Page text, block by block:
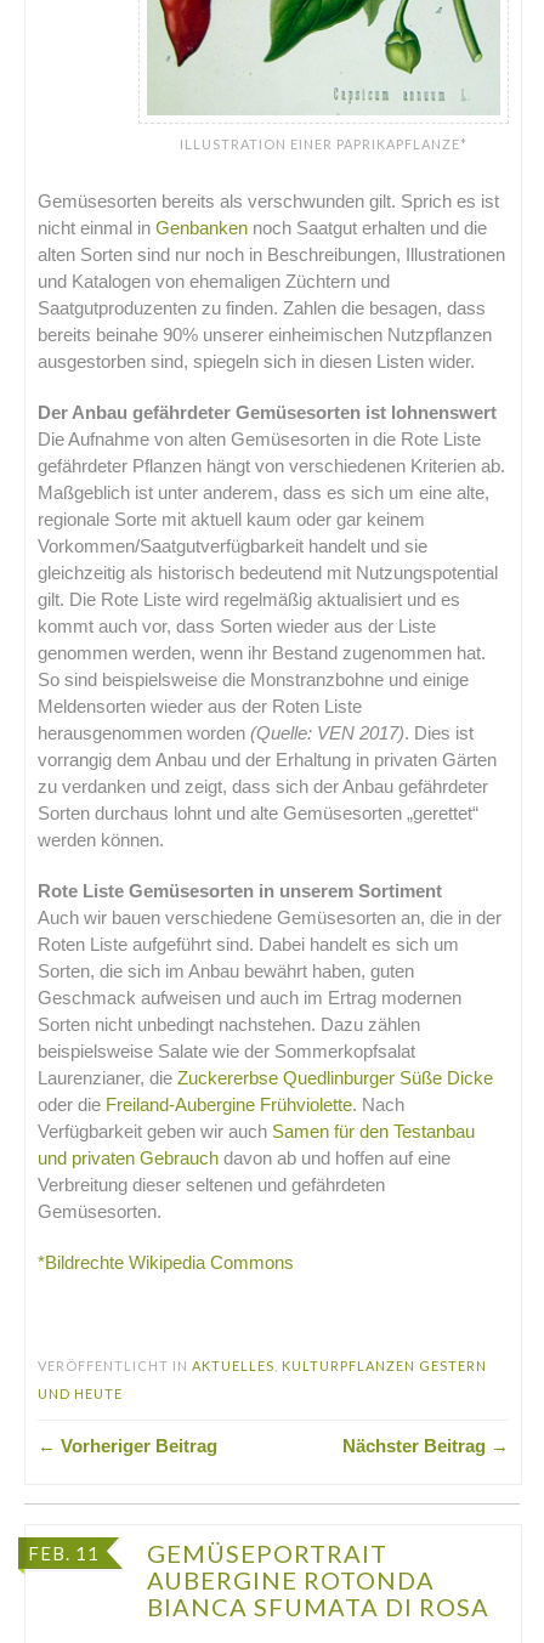
ILLUSTRATION EINER PAPRIKAPFLANZE*
Gemüsesorten bereits als verschwunden gilt. Sprich es ist
nicht einmal in Genbanken noch Saatgut erhalten und die
alten Sorten sind nur noch in Beschreibungen, Illustrationen
und Katalogen von ehemaligen Züchtern und
Saatgutproduzenten zu finden. Zahlen die besagen, dass
bereits beinahe 90% unserer einheimischen Nutzpflanzen
ausgestorben sind, spiegeln sich in diesen Listen wider.
Der Anbau gefährdeter Gemüsesorten ist lohnenswert
Die Aufnahme von alten Gemüsesorten in die Rote Liste
gefährdeter Pflanzen hängt von verschiedenen Kriterien ab.
Maßgeblich ist unter anderem, dass es sich um eine alte,
regionale Sorte mit aktuell kaum oder gar keinem
Vorkommen/Saatgutverfügbarkeit handelt und sie
gleichzeitig als historisch bedeutend mit Nutzungspotential
gilt. Die Rote Liste wird regelmäßig aktualisiert und es
kommt auch vor, dass Sorten wieder aus der Liste
genommen werden, wenn ihr Bestand zugenommen hat.
So sind beispielsweise die Monstranzbohne und einige
Meldensorten wieder aus der Roten Liste
herausgenommen worden (Quelle: VEN 2017). Dies ist
vorrangig dem Anbau und der Erhaltung in privaten Gärten
zu verdanken und zeigt, dass sich der Anbau gefährdeter
Sorten durchaus lohnt und alte Gemüsesorten „gerettet“
werden können.
Rote Liste Gemüsesorten in unserem Sortiment
Auch wir bauen verschiedene Gemüsesorten an, die in der
Roten Liste aufgeführt sind. Dabei handelt es sich um
Sorten, die sich im Anbau bewährt haben, guten
Geschmack aufweisen und auch im Ertrag modernen
Sorten nicht unbedingt nachstehen. Dazu zählen
beispielsweise Salate wie der Sommerkopfsalat
Laurenzianer, die Zuckererbse Quedlinburger Süße Dicke
oder die Freiland-Aubergine Frühviolette. Nach
Verfügbarkeit geben wir auch Samen für den Testanbau
und privaten Gebrauch davon ab und hoffen auf eine
Verbreitung dieser seltenen und gefährdeten
Gemüsesorten.
*Bildrechte Wikipedia Commons
VERÖFFENTLICHT IN AKTUELLES
KULTURPFLANZEN GESTERN
UND HEUTE
← Vorheriger Beitrag Nächster Beitrag →
FEB. 11
GEMÜSEPORTRAIT
AUBERGINE ROTONDA
BIANCA SFUMATA DI ROSA